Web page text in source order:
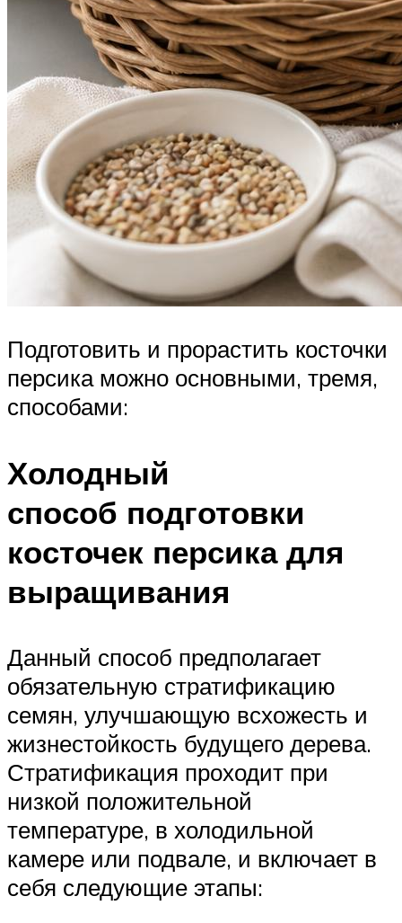
Подготовить и прорастить косточки
персика можно основными, тремя,
способами:
Холодный
способ подготовки
косточек персика для
выращивания
Данный способ предполагает
обязательную стратификацию
семян, улучшающую всхожесть и
жизнестойкость будущего дерева.
Стратификация проходит при
низкой положительной
температуре, в холодильной
камере или подвале, и включает в
себя следующие этапы: